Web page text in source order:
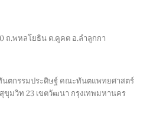
.พหลโยธิน ต.คูคต อ.ลำลูกกา
ตกรรมประดิษฐ์ คณะทันตแพทยศาสตร์
มวิท 23 เขตวัฒนา กรุงเทพมหานคร